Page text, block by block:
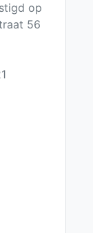
op
56